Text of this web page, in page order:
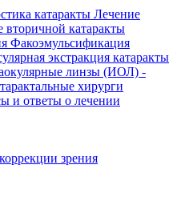
катаракты Лечение
вторичной катаракты
Факоэмульсификация
экстракция катаракты
линзы (ИОЛ) -
хирурги
и ответы о лечении
зрения